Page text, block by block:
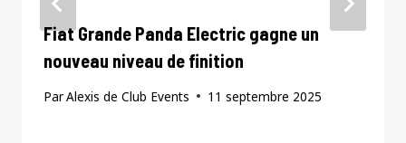
Fiat Grande Panda Electric gagne un
nouveau niveau de finition
ParAlexis de Club Events 11 septembre 2025